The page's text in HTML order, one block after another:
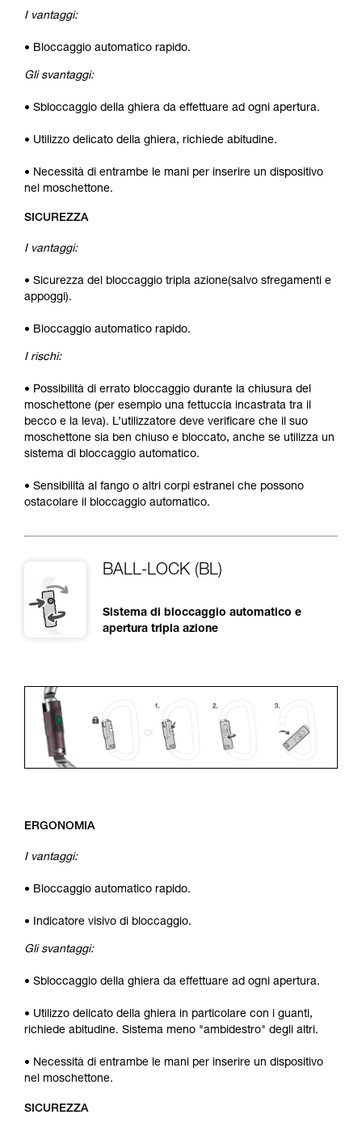
I vantaggi:
• Bloccaggio automatico rapido.
Gli svantaggi:
• Sbloccaggio della ghiera da effettuare ad ogni apertura.
• Utilizzo delicato della ghiera, richiede abitudine.
• Necessità di entrambe le mani per inserire un dispositivo
nel moschettone.
SICUREZZA
I vantaggi:
• Sicurezza del bloccaggio tripla azione(salvo sfregamenti e
appoggi).
• Bloccaggio automatico rapido.
I rischi:
• Possibilità di errato bloccaggio durante la chiusura del
moschettone (per esempio una fettuccia incastrata tra il
becco e la leva). L’utilizzatore deve verificare che il suo
moschettone sia ben chiuso e bloccato, anche se utilizza un
sistema di bloccaggio automatico.
• Sensibilità al fango o altri corpi estranei che possono
ostacolare il bloccaggio automatico.
BALL-LOCK (BL)
Sistema di bloccaggio automatico e
apertura tripla azione
ERGONOMIA
I vantaggi:
• Bloccaggio automatico rapido.
• Indicatore visivo di bloccaggio.
Gli svantaggi:
• Sbloccaggio della ghiera da effettuare ad ogni apertura.
• Utilizzo delicato della ghiera in particolare con i guanti,
richiede abitudine. Sistema meno "ambidestro" degli altri.
• Necessità di entrambe le mani per inserire un dispositivo
nel moschettone.
SICUREZZA